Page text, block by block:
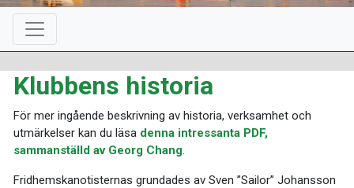
Klubbens historia
För mer ingående beskrivning av historia, verksamhet och
utmärkelser kan du läsa denna intressanta PDF,
sammanställd av Georg Chang
Fridhemskanotisternas grundades av Sven ”Sailor” Johansson